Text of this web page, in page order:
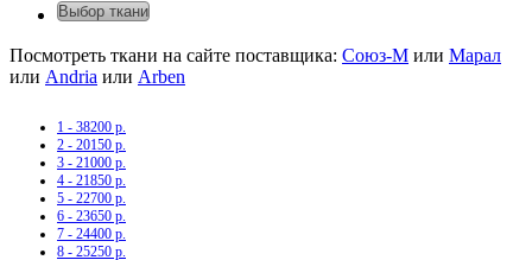
Выбор ткани
Посмотреть ткани на сайте поставщика: Союз-М или Марал
или Andria или Arben
1 - 38200 р.
2 - 20150 р.
3 - 21000 р.
4 - 21850 р.
5 - 22700 р.
6 - 23650 р.
7 - 24400 р.
8 - 25250 р.